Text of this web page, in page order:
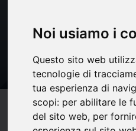
Noi usiamo i
Questo sito web
tecnologie di
tua esperienza di
scopi: per abilitare le
del sito web, per
Comunicación
Compatibility help